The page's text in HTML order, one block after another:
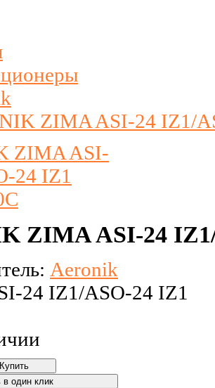
ZIMA ASI-24 IZ1/
ZIMA ASI-24
Aeronik
24 IZ1/ASO-24 IZ1